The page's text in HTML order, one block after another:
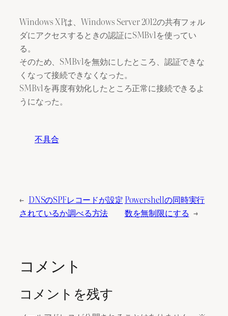
Windows XPは、Windows Server 2012の共有フォル
ダにアクセスするときの認証にSMBv1を使ってい
る。
そのため、SMBv1を無効にしたところ、認証できな
くなって接続できなくなった。
SMBv1を再度有効化したところ正常に接続できるよ
うになった。
不具合
← DNSのSPFレコードが設定
されているか調べる方法
Powershellの同時実行
数を無制限にする →
コメント
コメントを残す